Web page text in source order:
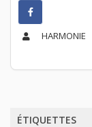
HARMONIE
ÉTIQUETTES